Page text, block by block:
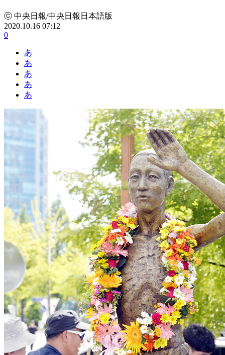
ⓒ 中央日報/中央日報日本語版
2020.10.16 07:12
0
あ
あ
あ
あ
あ